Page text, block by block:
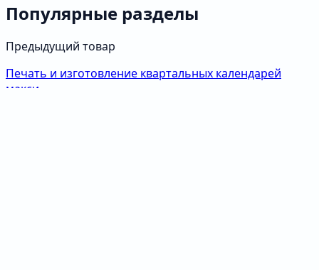
Популярные разделы
Предыдущий товар
Печать и изготовление квартальных календарей
макси